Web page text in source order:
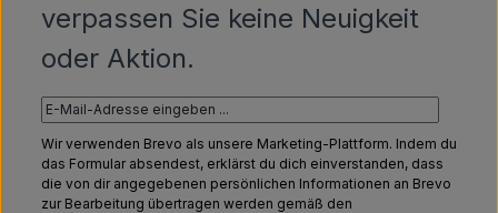
verpassen Sie keine Neuigkeit
oder Aktion.
Wir verwenden Brevo als unsere Marketing-Plattform. Indem du
das Formular absendest, erklärst du dich einverstanden, dass
die von dir angegebenen persönlichen Informationen an Brevo
zur Bearbeitung übertragen werden gemäß den